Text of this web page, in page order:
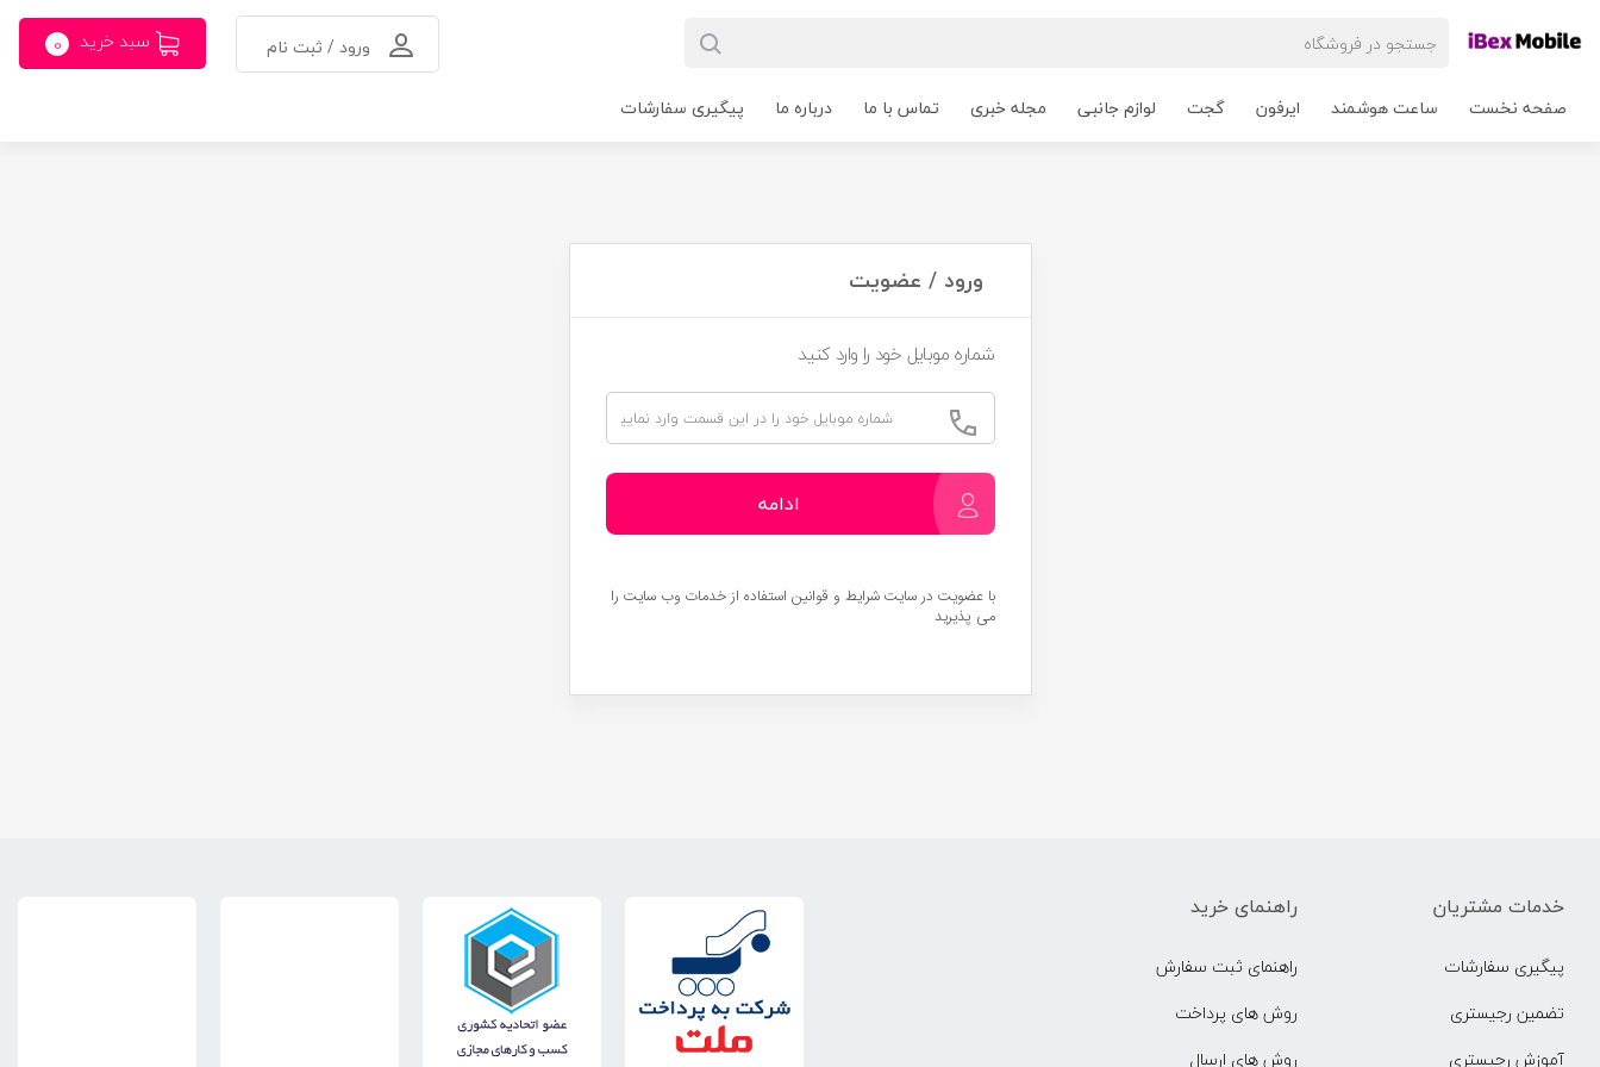
ورود / ثبت نام سبد خرید 0
صفحه نخست ساعت هوشمند ایرفون گجت لوازم جانبی مجله خبری تماس با ما درباره ما پیگیری سفارشات
ورود / عضویت
شماره موبایل خود را وارد کنید
ادامه
با عضویت در سایتشرایط و قوانین استفاده از خدمات وب سایت را
می پذیرید
خدمات مشتریان
پیگیری سفارشات
تضمین رجیستری
آموزش رجیستری
راهنمای خرید
راهنمای ثبت سفارش
روش های پرداخت
روش های ارسال